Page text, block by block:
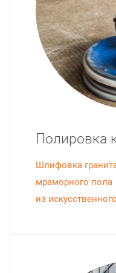
Полировка
Шлифовка
мраморного пола
из